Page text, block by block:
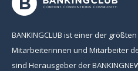
BANKINGCLUB ist einer der
Mitarbeiterinnen und Mitarbeiter
sind Herausgeber der